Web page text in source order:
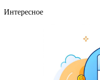
Интересное